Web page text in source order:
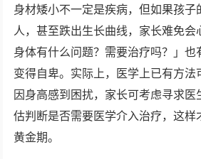
身材矮小不一定是疾病，但如果孩子
人，甚至跌出生长曲线，家长难免会
身体有什么问题？需要治疗吗？」也
变得自卑。实际上，医学上已有方法
因身高感到困扰，家长可考虑寻求
估判断是否需要医学介入治疗，这样
黄金期。